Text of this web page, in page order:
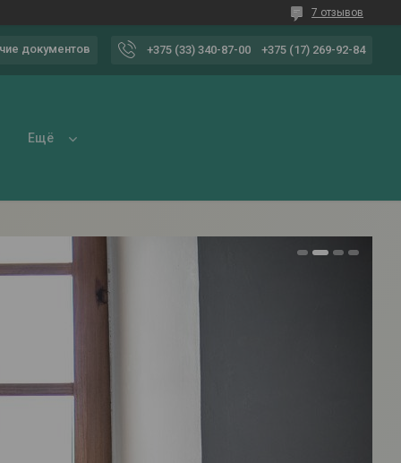
7 отзывов
документов +375 (33) 340-87-00 +375 (17) 269-92-84
Ещё